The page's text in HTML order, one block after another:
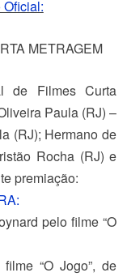
METRAGEM
de Filmes Curta
Paula (RJ) –
(RJ); Hermano de
Rocha (RJ) e
premiação:
pelo filme “O
“O Jogo”, de